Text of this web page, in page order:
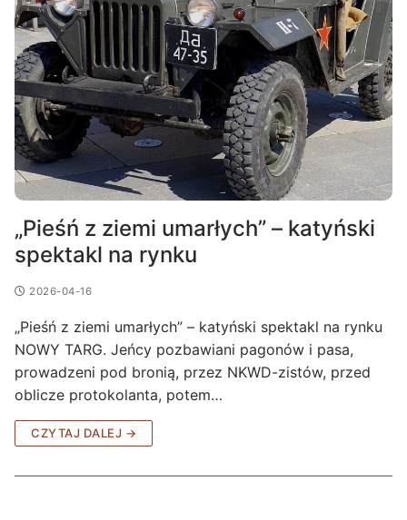
„Pieśń z ziemi umarłych” – katyński
spektakl na rynku
2026-04-16
„Pieśń z ziemi umarłych” – katyński spektakl na rynku
NOWY TARG. Jeńcy pozbawiani pagonów i pasa,
prowadzeni pod bronią, przez NKWD-zistów, przed
oblicze protokolanta, potem…
CZYTAJ DALEJ →